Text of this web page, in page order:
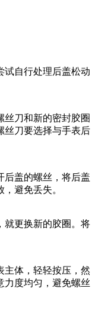
试自行处理后盖松动
丝刀和新的密封胶圈
丝刀要选择与手表后
后盖的螺丝，将后盖
避免丢失。
就更换新的胶圈。将
主体，轻轻按压，然
力度均匀，避免螺丝